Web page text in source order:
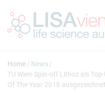
Home
News
TU Wien-Spin-off Lithoz als
Of The Year 2018 ausgezeichnet